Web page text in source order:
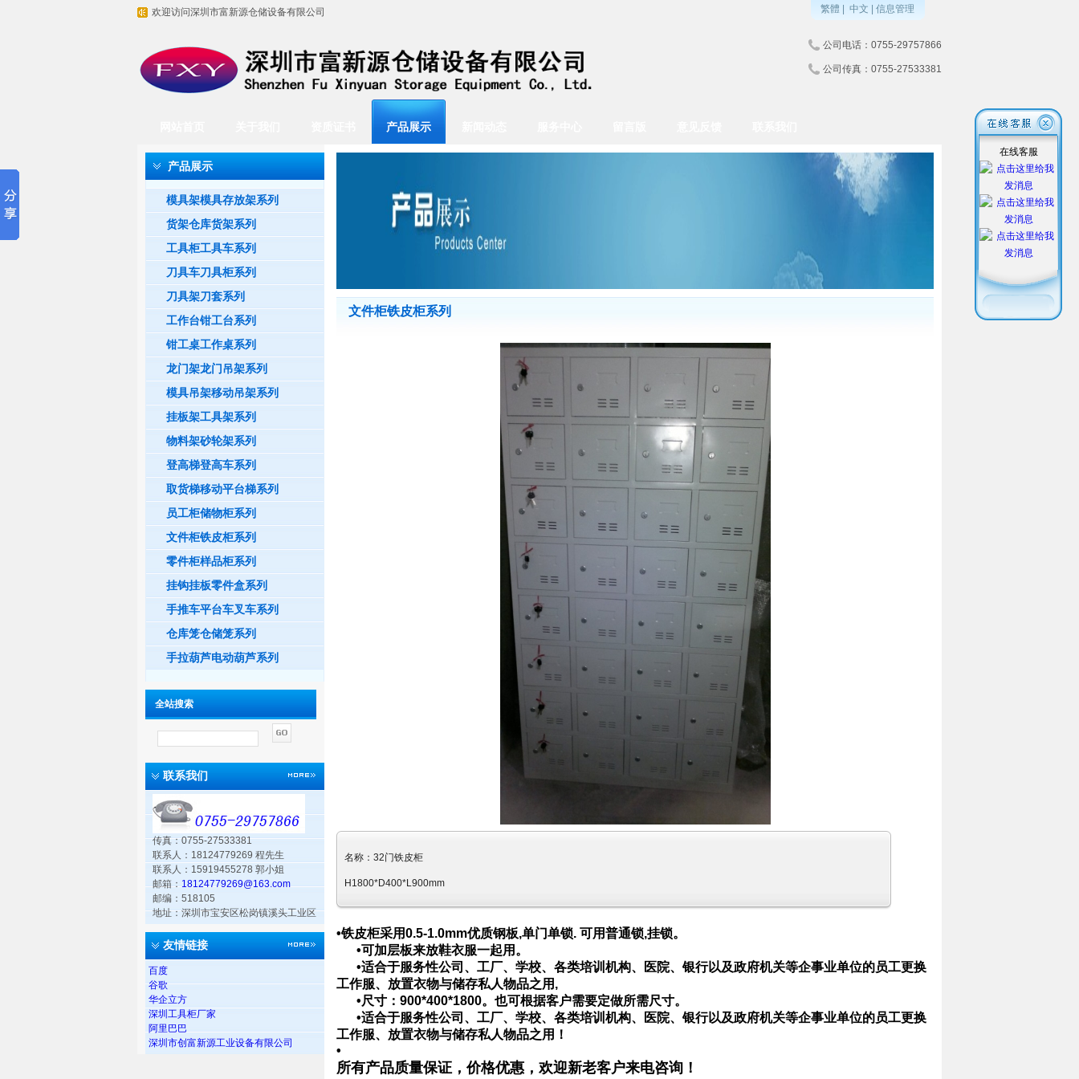
欢迎访问深圳市富新源仓储设备有限公司 繁體 中文 信息管理
公司电话：0755-29757866
公司传真：0755-27533381
产品展示
产品展示
模具架模具存放架系列
货架仓库货架系列
工具柜工具车系列
刀具车刀具柜系列
刀具架刀套系列
工作台钳工台系列
钳工桌工作桌系列
龙门架龙门吊架系列
模具吊架移动吊架系列
挂板架工具架系列
物料架砂轮架系列
登高梯登高车系列
取货梯移动平台梯系列
员工柜储物柜系列
文件柜铁皮柜系列
零件柜样品柜系列
挂钩挂板零件盒系列
手推车平台车叉车系列
仓库笼仓储笼系列
手拉葫芦电动葫芦系列
全站搜索
联系我们
传真：0755-27533381
联系人：18124779269 程先生
联系人：15919455278 郭小姐
邮箱：18124779269@163.com
邮编：518105
地址：深圳市宝安区松岗镇溪头工业区
友情链接
百度
谷歌
华企立方
深圳工具柜厂家
阿里巴巴
深圳市创富新源工业设备有限公司
文件柜铁皮柜系列
名称： 32门铁皮柜
H1800*D400*L900mm
•铁皮柜采用0.5-1.0mm优质钢板,单门单锁. 可用普通锁,挂锁。
•可加层板来放鞋衣服一起用。
•适合于服务性公司、工厂、学校、各类培训机构、医院、银行以及政府机关等企事业单位的员工更换
工作服、放置衣物与储存私人物品之用 ,
•尺寸： 900*400*1800。也可根据客户需要定做所需尺寸。
•适合于服务性公司、工厂、学校、各类培训机构、医院、银行以及政府机关等企事业单位的员工更换
工作服、放置衣物与储存私人物品之用！
•
所有产品质量保证，价格优惠，欢迎新老客户来电咨询！
在线客服